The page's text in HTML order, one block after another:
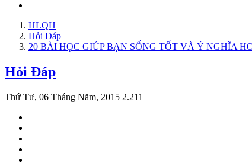
HLQH
Hỏi Đáp
20 BÀI HỌC GIÚP BẠN SỐNG TỐT VÀ Ý NGHĨA
Hỏi Đáp
Thứ Tư, 06 Tháng Năm, 2015 2.211